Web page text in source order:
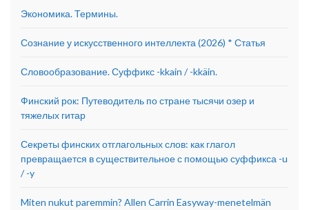
Экономика. Термины.
Сознание у искусственного интеллекта (2026) * Статья
Словообразование. Суффикс -kkain / -kkäin.
Финский рок: Путеводитель по стране тысячи озер и
тяжелых гитар
Секреты финских отглагольных слов: как глагол
превращается в существительное с помощью суффикса -u
/ -y
Miten nukut paremmin? Allen Carrin Easyway-menetelmän